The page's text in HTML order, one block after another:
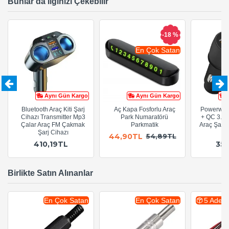
Aynı Gün Kargo
Bluetooth Araç Kiti Şarj
Cihazı Transmitter Mp3
Çalar Araç FM Çakmak
Şarj Cihazı
410,19TL
Aynı Gün Kargo
En Çok Satan
-18 %
Aç Kapa Fosforlu Araç
Park Numaratörü
Parkmatik
44,90TL 54,89TL
+ QC 3.0
Araç Şarj
Birlikte Satın Alınanlar
En Çok Satan En Çok Satan 5 Adet